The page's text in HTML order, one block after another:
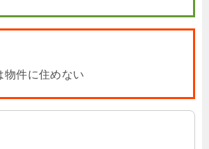
物件に住めない